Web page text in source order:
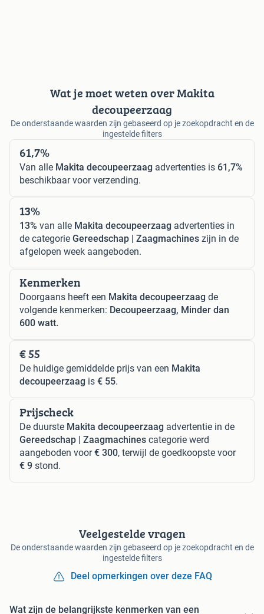
Wat je moet weten over Makita
decoupeerzaag
De onderstaande waarden zijn gebaseerd op je zoekopdracht en de
ingestelde filters
61,7%
Van alle Makita decoupeerzaag advertenties is 61,7%
beschikbaar voor verzending.
13%
13% van alle Makita decoupeerzaag advertenties in
de categorie Gereedschap | Zaagmachines zijn in de
afgelopen week aangeboden.
Kenmerken
Doorgaans heeft een Makita decoupeerzaag de
volgende kenmerken: Decoupeerzaag, Minder dan
600 watt.
€ 55
De huidige gemiddelde prijs van een Makita
decoupeerzaag is € 55.
Prijscheck
De duurste Makita decoupeerzaag advertentie in de
Gereedschap | Zaagmachines categorie werd
aangeboden voor€ 300, terwijl de goedkoopste voor
€ 9 stond.
Veelgestelde vragen
De onderstaande waarden zijn gebaseerd op je zoekopdracht en de
ingestelde filters
Deel opmerkingen over deze FAQ
Wat zijn de belangrijkste kenmerken van een